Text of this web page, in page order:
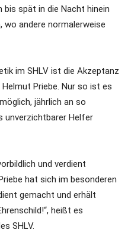
bis spät in die Nacht hinein
wo andere normalerweise
im SHLV ist die Akzeptanz
Priebe. Nur so ist es
jährlich an so
unverzichtbarer Helfer
und verdient
hat sich im besonderen
gemacht und erhält
heißt es
SHLV.